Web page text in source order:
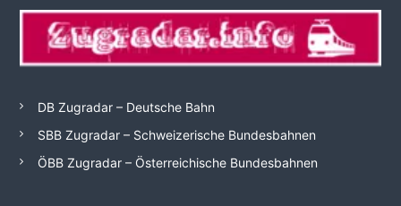
DB Zugradar – Deutsche Bahn
SBB Zugradar – Schweizerische Bundesbahnen
ÖBB Zugradar – Österreichische Bundesbahnen